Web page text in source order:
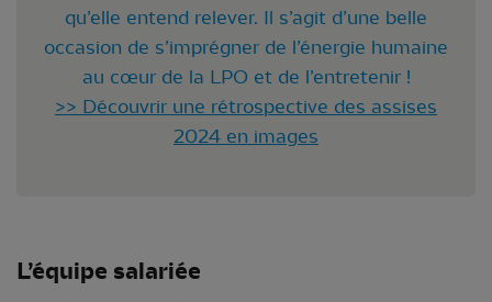
qu’elle entend relever. Il s’agit d’une belle
occasion de s’imprégner de l’énergie humaine
au cœur de la LPO et de l’entretenir !
>> Découvrir une rétrospective des assises
2024 en images
L’équipe salariée